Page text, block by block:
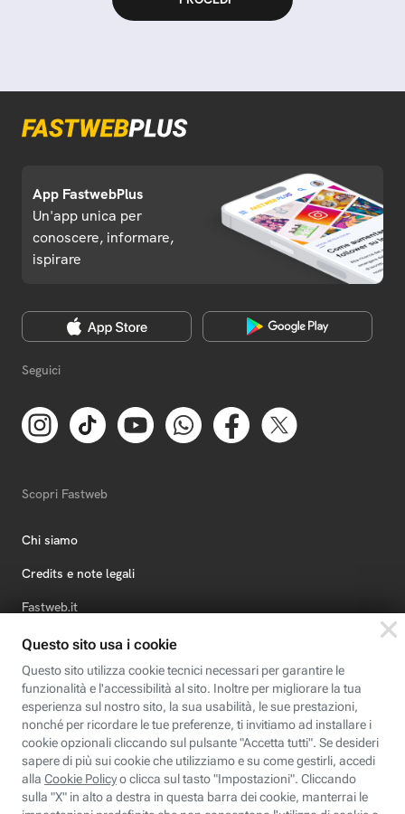
App FastwebPlus
Un'app unica per
conoscere, informare,
ispirare
Seguici
Scopri Fastweb
Chi siamo
Credits e note legali
Fastweb.it
Formazione
Fastweb Digital Academy
STEP FuturAbility District